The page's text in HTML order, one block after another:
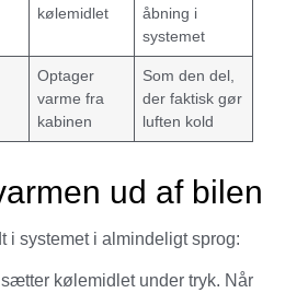
kølemidlet
åbning i
systemet
Optager
varme fra
kabinen
Som den del,
der faktisk gør
luften kold
ud af bilen
i systemet i almindeligt sprog:
sætter kølemidlet under tryk. Når